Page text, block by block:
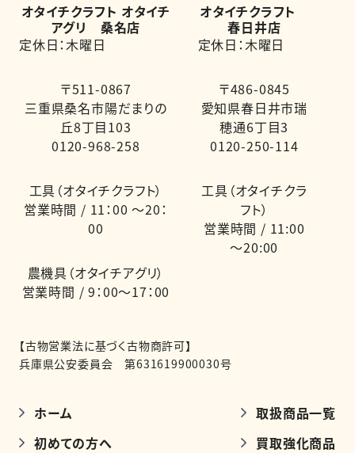
オタイチクラフト オタイチ
アグリ 桑名店
定休日：木曜日
〒511-0867
三重県桑名市陽だまりの
丘8丁目103
0120-968-258
工具（オタイチクラフト）
営業時間 / 11：00 ～20：
00
農機具（オタイチアグリ）
営業時間 / 9：00～17：00
オタイチクラフト
春日井店
定休日：木曜日
〒486-0845
愛知県春日井市瑞
穂通6丁目3
0120-250-114
工具（オタイチクラ
フト）
営業時間 / 11:00
～20:00
【古物営業法に基づく古物商許可】
兵庫県公安委員会 第631619900030号
ホーム
初めての方へ
取扱商品一覧
買取強化商品